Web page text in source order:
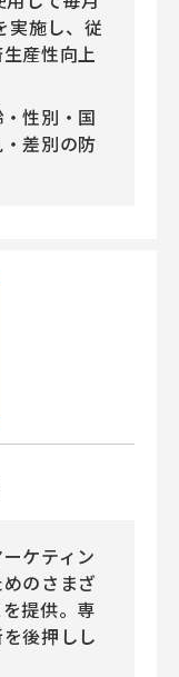
実施し、従
産性向上
性別・国
差別の防
ケティン
のさまざ
提供。専
後押しし